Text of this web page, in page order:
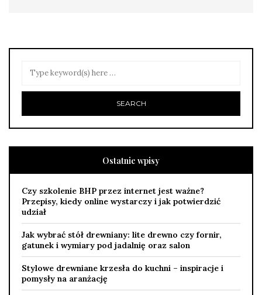
Ostatnie wpisy
Czy szkolenie BHP przez internet jest ważne?
Przepisy, kiedy online wystarczy i jak potwierdzić
udział
Jak wybrać stół drewniany: lite drewno czy fornir,
gatunek i wymiary pod jadalnię oraz salon
Stylowe drewniane krzesła do kuchni – inspiracje i
pomysły na aranżację